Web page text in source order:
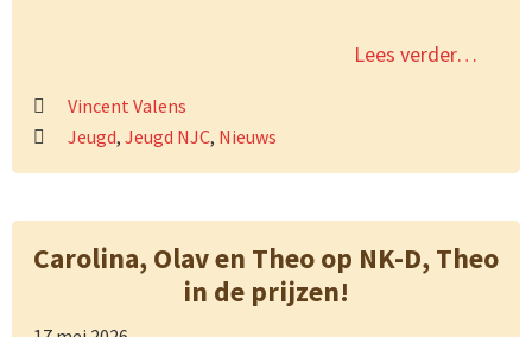
Lees verder…
Vincent Valens
Jeugd, Jeugd NJC, Nieuws
Carolina, Olav en Theo op NK-D, Theo
in de prijzen!